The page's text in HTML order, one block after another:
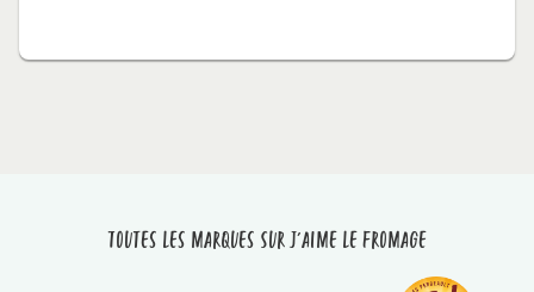
Toutes les marques sur J'aime le fromage